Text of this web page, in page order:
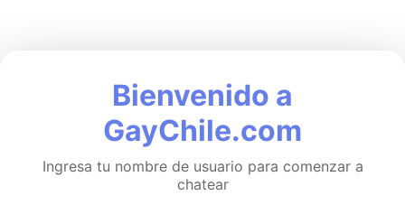
Bienvenido a
GayChile.com
Ingresa tu nombre de usuario para comenzar a
chatear